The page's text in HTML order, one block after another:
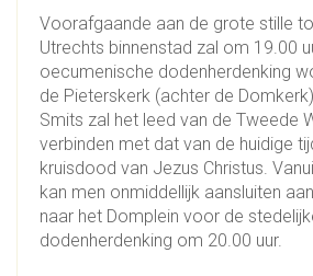
Voorafgaande aan de grote stille
Utrechts binnenstad zal om 19.00
oecumenische dodenherdenking
de Pieterskerk (achter de
Smits zal het leed van de Tweede
verbinden met dat van de huidige
kruisdood van Jezus Christus.
kan men onmiddellijk aansluiten
naar het Domplein voor de
dodenherdenking om 20.00 uur.